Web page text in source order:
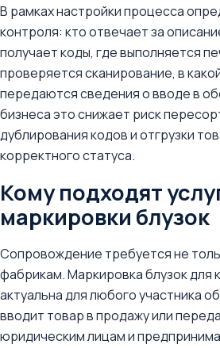
В рамках настройки процесса
контроля: кто отвечает за
получает коды, где выполняется
проверяется сканирование, в
передаются сведения о вводе в
бизнеса это снижает риск
дублирования кодов и отгрузки
корректного статуса.
Кому подходят
маркировки блузок
Сопровождение требуется не
фабрикам. Маркировка блузок для
актуальна для любого участника
вводит товар в продажу или
юридическим лицам и